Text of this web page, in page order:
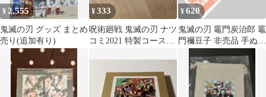
¥ 2,555
鬼滅の刃 グッズ まとめ
売り(追加有り)
¥333
呪術廻戦 鬼滅の刃 ナツ
コミ2021 特製コースタ
¥620
鬼滅の刃 竈門炭治郎 竈
門禰豆子 非売品 手ぬぐ